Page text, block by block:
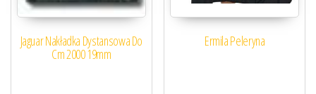
Jaguar Nakładka Dystansowa Do
Cm 2000 19mm
Ermila Peleryna